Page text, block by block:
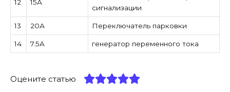
12 15А
сигнализации
13 20А Переключатель парковки
14 7.5A генератор переменного тока
Оцените статью